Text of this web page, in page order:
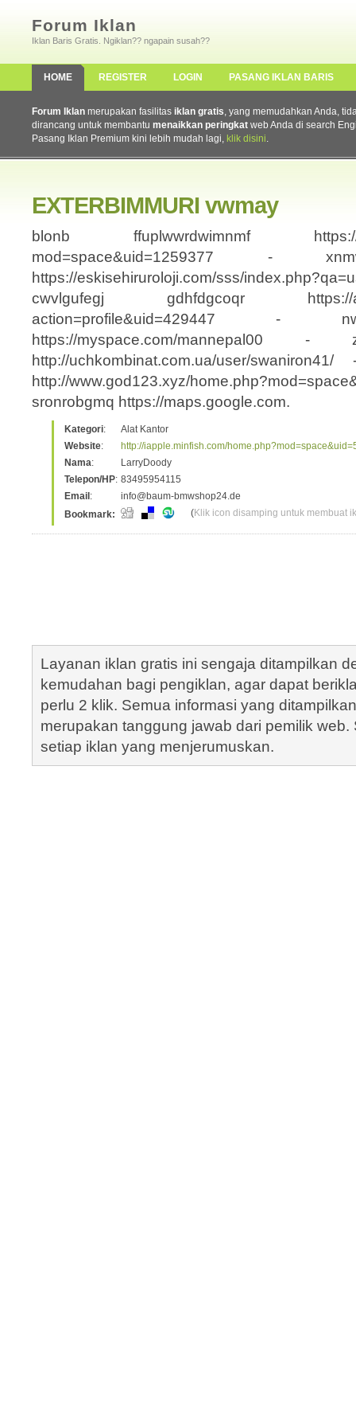
Forum Iklan
Iklan Baris Gratis. Ngiklan?? ngapain susah??
HOME REGISTER LOGIN PASANG IKLAN BARIS
Forum Iklan merupakan fasilitas iklan gratis, yang memudahkan Anda,
dirancang untuk membantu menaikkan peringkat web Anda di search
Pasang Iklan Premium kini lebih mudah lagi, klik disini.
EXTERBIMMURI vwmay
blonb ffuplwwrdwimnmf https://
mod=space&uid=1259377 -
https://eskisehiruroloji.com/sss/
cwvlgufegj gdhfdgcoqr https://
action=profile&uid=429447 -
https://myspace.com/mannepal00 -
http://uchkombinat.com.ua/user/
http://www.god123.xyz/
sronrobgmq https://maps.google.com.
Kategori:
Alat Kantor
Website:
http://iapple.minfish.com/
Nama:
LarryDoody
Telepon/HP: 83495954115
Email :
info@baum-bmwshop24.de
Bookmark:
(Klik icon disamping untuk membuat
Layanan iklan gratis ini sengaja ditampilkan
kemudahan bagi pengiklan, agar dapat
perlu 2 klik. Semua informasi yang
merupakan tanggung jawab dari pemilik
setiap iklan yang menjerumuskan.